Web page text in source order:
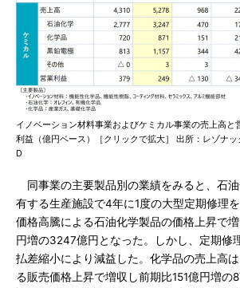
イノベーション材料事業およびケミカル事業の売上高と
利益（億円ベース）［クリックで拡大］ 出所：レゾナッ
D
同事業の主要製品別の業績をみると、石
有する生産施設で4年に1度の大型定期修理
価格高騰による石油化学製品の価格上昇で
円増の3247億円となった。しかし、定期修
払差縮小により減益した。化学品の売上高
る販売価格上昇で増収し前期比151億円増の